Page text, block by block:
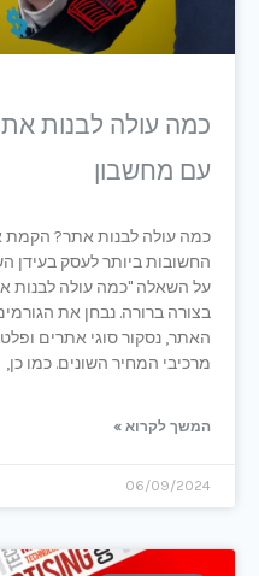
כמה עולה לבנות אתר?
עם מחשבון
כמה עולה לבנות אתר? הקמת
החשובות ביותר לעסק בעידן
על השאלה "כמה עולה לבנות אתר"
בצורה ברורה. נבחן את הגורמים
האתר, נסקור סוגי אתרים
מרכיבי המחיר השונים. כמו כן,
המשך לקרוא »
06/09/2024